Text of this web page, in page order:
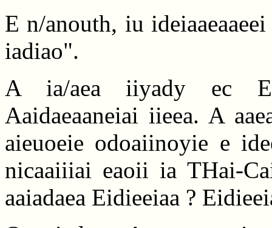
E n/anouth, iu
iadiao".
A ia/aea iiyady ec
Aaidaeaaneiai iieea. A
aieuoeie odoaiinoyie e
nicaaiiiai eaoii ia THai-
aaiadaea Eidieeiaa ?